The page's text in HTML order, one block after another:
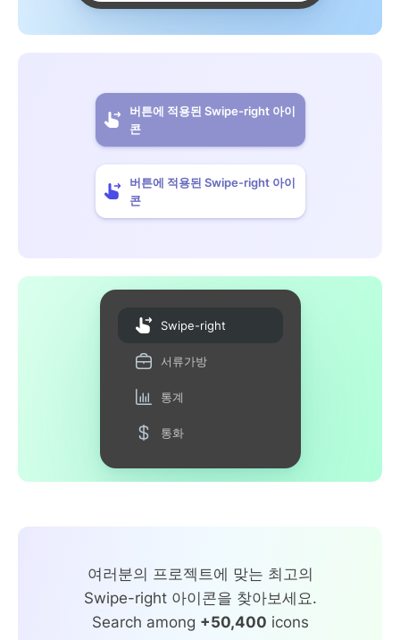
버튼에 적용된 Swipe-right 아이
콘
버튼에 적용된 Swipe-right 아이
콘
Swipe-right
서류가방
통계
통화
여러분의 프로젝트에 맞는 최고의
Swipe-right 아이콘을 찾아보세요.
Search among +50,400 icons